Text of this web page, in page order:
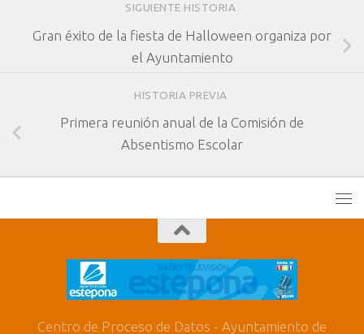
SIGUIENTE HISTORIA
Gran éxito de la fiesta de Halloween organiza por
el Ayuntamiento
HISTORIA PREVIA
Primera reunión anual de la Comisión de
Absentismo Escolar
Centro de Proceso de Datos - Ayuntamiento de